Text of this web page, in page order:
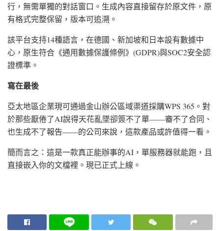
行，無需單獨的對話窗口。生成內容直接留存於原文件，原
有格式完整保留，版本可追溯。
該平台支持14種語言，在德國、新加坡和日本設有數據中
心，原生符合《通用數據保護條例》(GDPR)與SOC2安全認
證標準。
寫在最後
亞太地區企業現可通過金山辦公區域渠道採購WPS 365。對
於那些厭倦了AI說得天花亂墜卻簽不了單——審不了合同、
也生成不了報告——的公司來說，這款產品或許值得一看。
簡而言之：這是一款真正能辦事的AI，單服務器就能跑，且
直接嵌入你的文檔裡。現已正式上線。